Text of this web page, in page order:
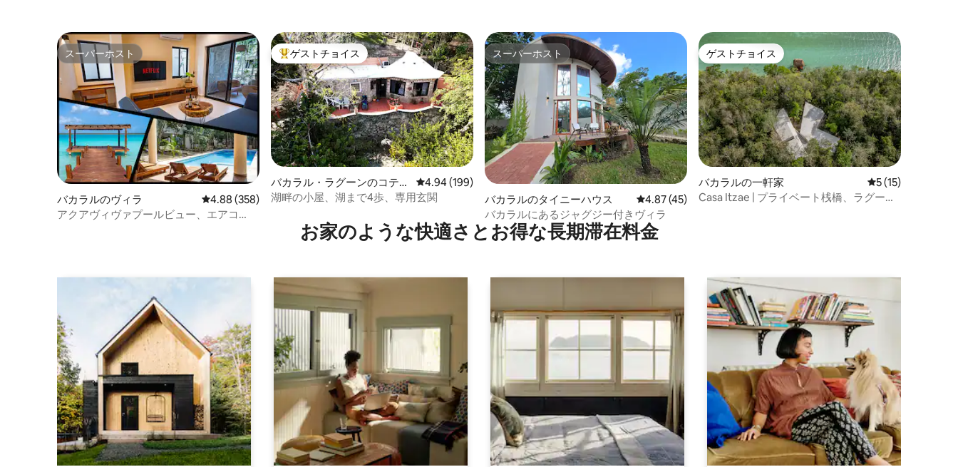
スーパーホスト
スーパーホスト
バカラルのヴィラ レビュー358件、5つ星中4.88つ星の平均評価
4.88 (358)
アクアヴィヴァプールビュー、エアコ
大好評のゲストチョイスです。
ゲストチョイス
バカラル・ラグーンのコテー
ジ
レビュー199件、5つ星中4.94つ星の平均評価
4.94 (199)
湖畔の小屋、湖まで4歩、専用玄関
スーパーホスト
スーパーホスト
バカラルのタイニーハウス レビュー45件、5つ星中4.87つ星の平均評価
4.87 (45)
バカラルにあるジャグジー付きヴィラ
ゲストチョイス
ゲストチョイス
バカラルの一軒家 レビュー15件、5
5 (15)
Casa Itzae | プライベート桟橋、ラグー
お家のような快⁠適⁠さ⁠とお⁠得⁠な長⁠期⁠滞⁠在料⁠金